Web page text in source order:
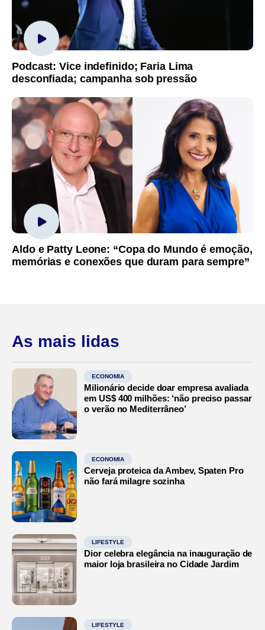
Podcast: Vice indefinido; Faria Lima
desconfiada; campanha sob pressão
Aldo e Patty Leone: “Copa do Mundo é emoção,
memórias e conexões que duram para sempre”
As mais lidas
ECONOMIA
Milionário decide doar empresa avaliada
em US$ 400 milhões: ‘não preciso passar
o verão no Mediterrâneo’
ECONOMIA
Cerveja proteica da Ambev, Spaten Pro
não fará milagre sozinha
LIFESTYLE
Dior celebra elegância na inauguração de
maior loja brasileira no Cidade Jardim
LIFESTYLE